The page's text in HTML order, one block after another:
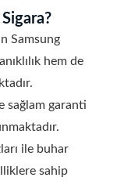
Samsung
hem de
sağlam garanti
ile buhar
sahip